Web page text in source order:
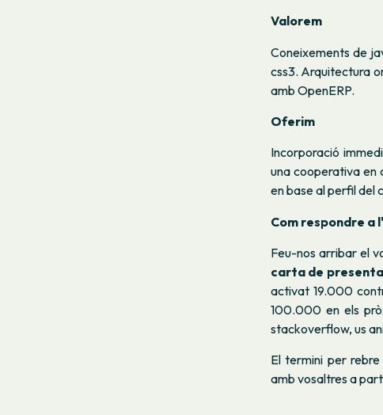
Valorem
Coneixements de
css3. Arquitectura
amb OpenERP.
Oferim
Incorporació
una cooperativa en
en base al perfil del
Com respondre a
Feu-nos arribar el
carta de
activat 19.000
100.000 en els
stackoverflow, us
El termini per
amb vosaltres a